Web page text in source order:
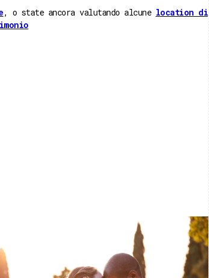
, o state ancora valutando alcune location di